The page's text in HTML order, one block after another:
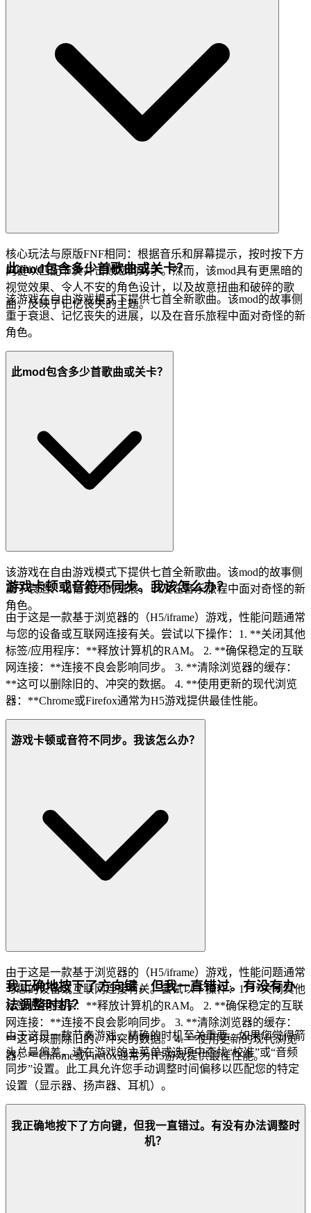
核心玩法与原版FNF相同：根据音乐和屏幕提示，按时按下方
向键以匹配节奏并击败您的对手。然而，该mod具有更黑暗的
视觉效果、令人不安的角色设计，以及故意扭曲和破碎的歌
曲，反映了记忆丧失的主题。
此mod包含多少首歌曲或关卡？
该游戏在自由游戏模式下提供七首全新歌曲。该mod的故事侧
重于衰退、记忆丧失的进展，以及在音乐旅程中面对奇怪的新
角色。
此mod包含多少首歌曲或关卡？
该游戏在自由游戏模式下提供七首全新歌曲。该mod的故事侧
重于衰退、记忆丧失的进展，以及在音乐旅程中面对奇怪的新
角色。
游戏卡顿或音符不同步。我该怎么办？
由于这是一款基于浏览器的（H5/iframe）游戏，性能问题通常
与您的设备或互联网连接有关。尝试以下操作：1. **关闭其他
标签/应用程序：**释放计算机的RAM。 2. **确保稳定的互联
网连接：**连接不良会影响同步。 3. **清除浏览器的缓存：
**这可以删除旧的、冲突的数据。 4. **使用更新的现代浏览
器：**Chrome或Firefox通常为H5游戏提供最佳性能。
游戏卡顿或音符不同步。我该怎么办？
由于这是一款基于浏览器的（H5/iframe）游戏，性能问题通常
与您的设备或互联网连接有关。尝试以下操作：1. **关闭其他
标签/应用程序：**释放计算机的RAM。 2. **确保稳定的互联
网连接：**连接不良会影响同步。 3. **清除浏览器的缓存：
**这可以删除旧的、冲突的数据。 4. **使用更新的现代浏览
器：**Chrome或Firefox通常为H5游戏提供最佳性能。
我正确地按下了方向键，但我一直错过。有没有办
法调整时机？
由于这是一款节奏游戏，精确的时机至关重要。如果您觉得箭
头总是偏差，请在游戏的主菜单或选项中查找“校准”或“音频
同步”设置。此工具允许您手动调整时间偏移以匹配您的特定
设置（显示器、扬声器、耳机）。
我正确地按下了方向键，但我一直错过。有没有办法调整时
机？